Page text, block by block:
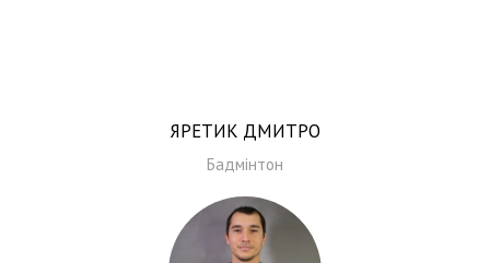
ЯРЕТИК ДМИТРО
Бадмінтон